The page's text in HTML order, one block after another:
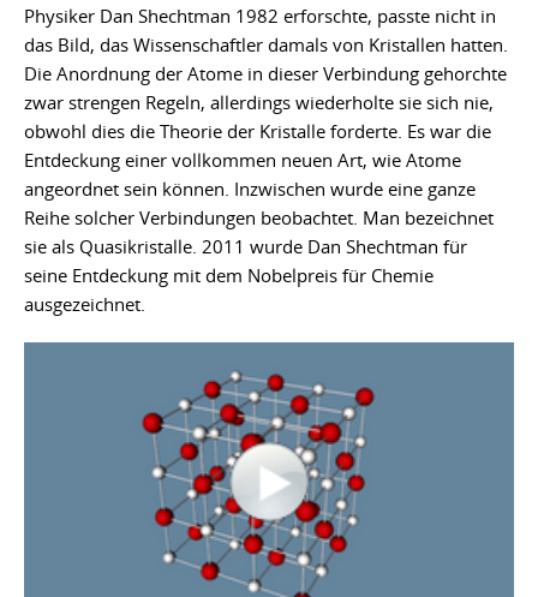
Physiker Dan Shechtman 1982 erforschte, passte nicht in
das Bild, das Wissenschaftler damals von Kristallen hatten.
Die Anordnung der Atome in dieser Verbindung gehorchte
zwar strengen Regeln, allerdings wiederholte sie sich nie,
obwohl dies die Theorie der Kristalle forderte. Es war die
Entdeckung einer vollkommen neuen Art, wie Atome
angeordnet sein können. Inzwischen wurde eine ganze
Reihe solcher Verbindungen beobachtet. Man bezeichnet
sie als Quasikristalle. 2011 wurde Dan Shechtman für
seine Entdeckung mit dem Nobelpreis für Chemie
ausgezeichnet.